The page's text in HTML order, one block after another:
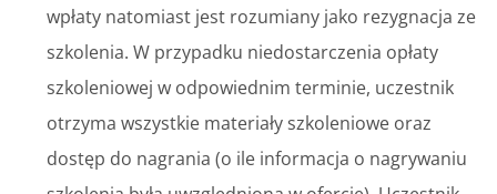
wpłaty natomiast jest rozumiany jako rezygnacja ze
szkolenia. W przypadku niedostarczenia opłaty
szkoleniowej w odpowiednim terminie, uczestnik
otrzyma wszystkie materiały szkoleniowe oraz
dostęp do nagrania (o ile informacja o nagrywaniu